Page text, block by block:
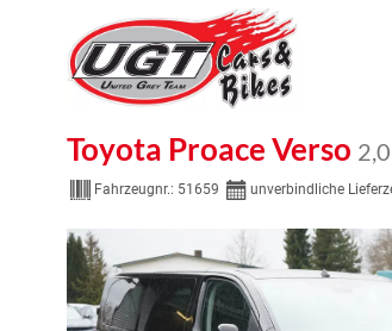
Toyota Proace Verso
Fahrzeugnr.: 51659 unverbindliche